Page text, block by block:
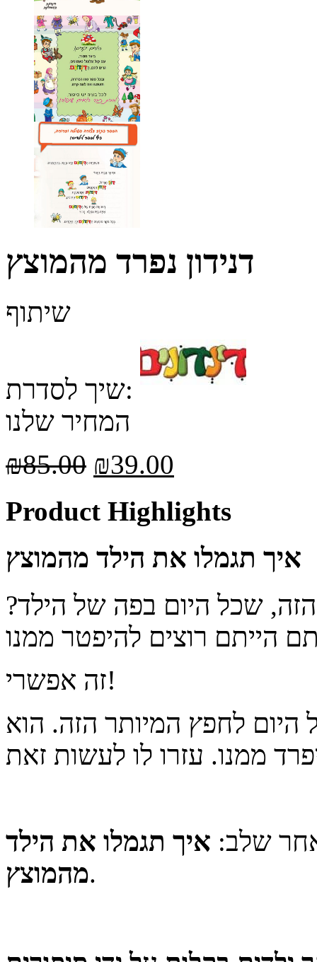
דנידון נפרד מהמוצץ
שיתוף
שיך לסדרת:
המחיר שלנו
₪85.00 ₪39.00
Product Highlights
איך תגמלו את הילד מהמוצץ
שכל היום בפה של הילד?
זה אפשרי!
היום לחפץ המיותר הזה. הוא
שלב: איך תגמלו את הילד
מהמוצץ.